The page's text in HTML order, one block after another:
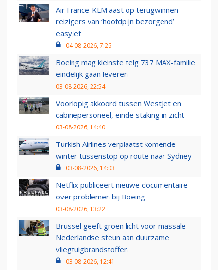
Air France-KLM aast op terugwinnen
reizigers van ‘hoofdpijn bezorgend’
easyJet
04-08-2026, 7:26
Boeing mag kleinste telg 737 MAX-familie
eindelijk gaan leveren
03-08-2026, 22:54
Voorlopig akkoord tussen WestJet en
cabinepersoneel, einde staking in zicht
03-08-2026, 14:40
Turkish Airlines verplaatst komende
winter tussenstop op route naar Sydney
03-08-2026, 14:03
Netflix publiceert nieuwe documentaire
over problemen bij Boeing
03-08-2026, 13:22
Brussel geeft groen licht voor massale
Nederlandse steun aan duurzame
vliegtuigbrandstoffen
03-08-2026, 12:41